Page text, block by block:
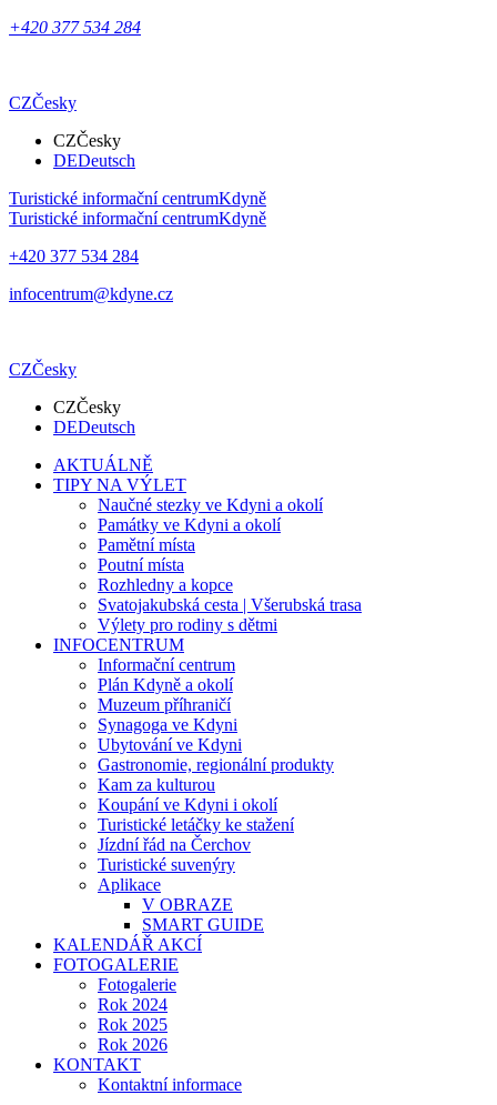
+420 377 534 284
CZČesky
CZČesky
DEDeutsch
Turistické informační centrumKdyně
Turistické informační centrumKdyně
+420 377 534 284
infocentrum@kdyne.cz
CZČesky
CZČesky
DEDeutsch
AKTUÁLNĚ
TIPY NA VÝLET
Naučné stezky ve Kdyni a okolí
Památky ve Kdyni a okolí
Pamětní místa
Poutní místa
Rozhledny a kopce
Svatojakubská cesta | Všerubská trasa
Výlety pro rodiny s dětmi
INFOCENTRUM
Informační centrum
Plán Kdyně a okolí
Muzeum příhraničí
Synagoga ve Kdyni
Ubytování ve Kdyni
Gastronomie, regionální produkty
Kam za kulturou
Koupání ve Kdyni i okolí
Turistické letáčky ke stažení
Jízdní řád na Čerchov
Turistické suvenýry
Aplikace
V OBRAZE
SMART GUIDE
KALENDÁŘ AKCÍ
FOTOGALERIE
Fotogalerie
Rok 2024
Rok 2025
Rok 2026
KONTAKT
Kontaktní informace